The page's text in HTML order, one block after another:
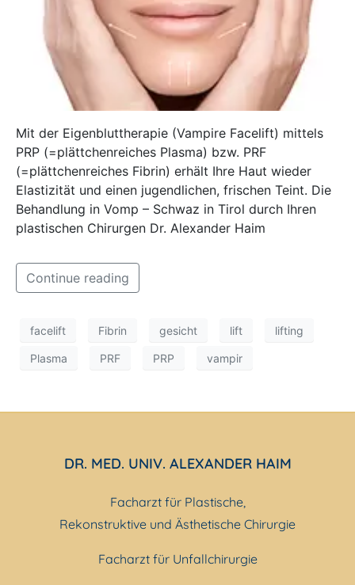
Mit der Eigenbluttherapie (Vampire Facelift) mittels
PRP (=plättchenreiches Plasma) bzw. PRF
(=plättchenreiches Fibrin) erhält Ihre Haut wieder
Elastizität und einen jugendlichen, frischen Teint. Die
Behandlung in Vomp – Schwaz in Tirol durch Ihren
plastischen Chirurgen Dr. Alexander Haim
Continue reading
facelift Fibrin gesicht lift lifting
Plasma PRF PRP vampir
DR. MED. UNIV. ALEXANDER HAIM
Facharzt für Plastische,
Rekonstruktive und Ästhetische Chirurgie
Facharzt für Unfallchirurgie